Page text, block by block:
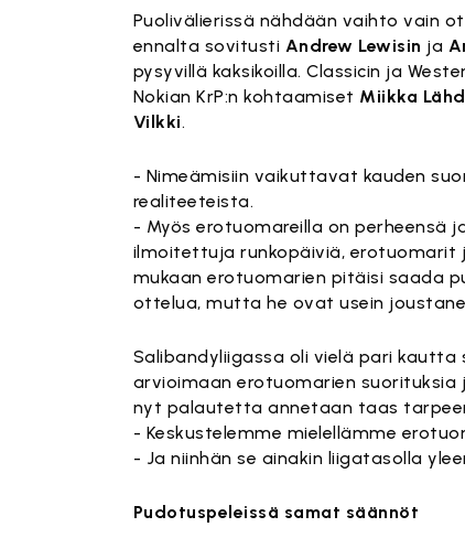
Puolivälierissä nähdään vaihto vain
ennalta sovitusti Andrew Lewisin ja
pysyvillä kaksikoilla. Classicin ja
Nokian KrP:n kohtaamiset Miikka
Vilkki.
- Nimeämisiin vaikuttavat kauden
realiteeteista.
- Myös erotuomareilla on perheensä
ilmoitettuja runkopäiviä, erotuomarit
mukaan erotuomarien pitäisi saada
ottelua, mutta he ovat usein
Salibandyliigassa oli vielä pari
arvioimaan erotuomarien suorituksia
nyt palautetta annetaan taas
- Keskustelemme mielellämme
- Ja niinhän se ainakin liigatasolla
Pudotuspeleissä samat säännöt